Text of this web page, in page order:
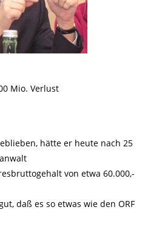
Mio. Verlust
hätte er heute nach 25
von etwa 60.000,-
daß es so etwas wie den ORF